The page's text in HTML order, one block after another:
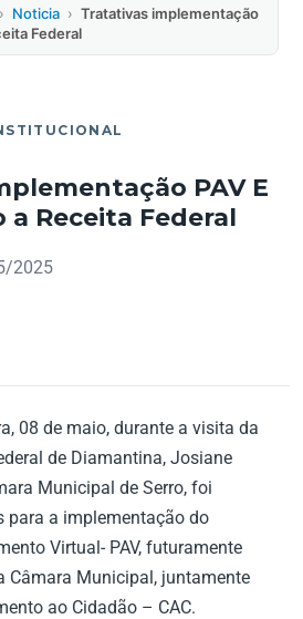
› Noticia › Tratativas implementação
Federal
PAV E
a Receita Federal
2025
08 de maio, durante a visita da
de Diamantina, Josiane
Municipal de Serro, foi
para a implementação do
Virtual- PAV, futuramente
Câmara Municipal, juntamente
ao Cidadão – CAC.